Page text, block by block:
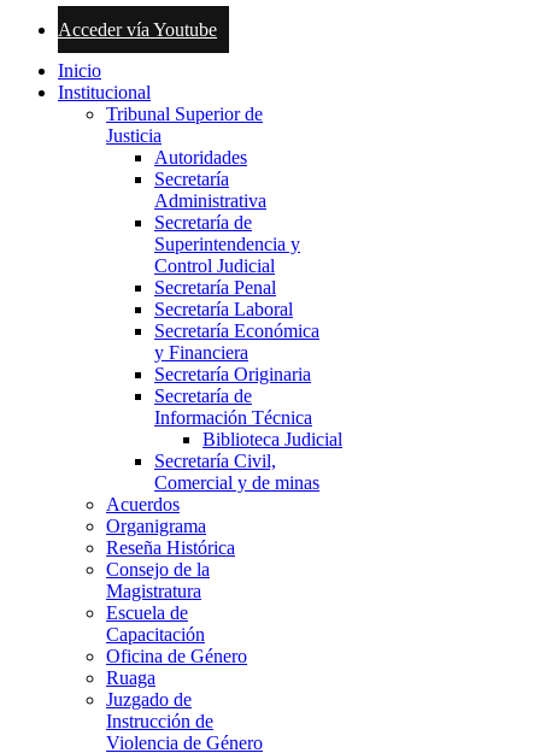
Acceder vía Youtube
Inicio
Institucional
Tribunal Superior de
Justicia
Autoridades
Secretaría
Administrativa
Secretaría de
Superintendencia y
Control Judicial
Secretaría Penal
Secretaría Laboral
Secretaría Económica
y Financiera
Secretaría Originaria
Secretaría de
Información Técnica
Biblioteca Judicial
Secretaría Civil,
Comercial y de minas
Acuerdos
Organigrama
Reseña Histórica
Consejo de la
Magistratura
Escuela de
Capacitación
Oficina de Género
Ruaga
Juzgado de
Instrucción de
Violencia de Género